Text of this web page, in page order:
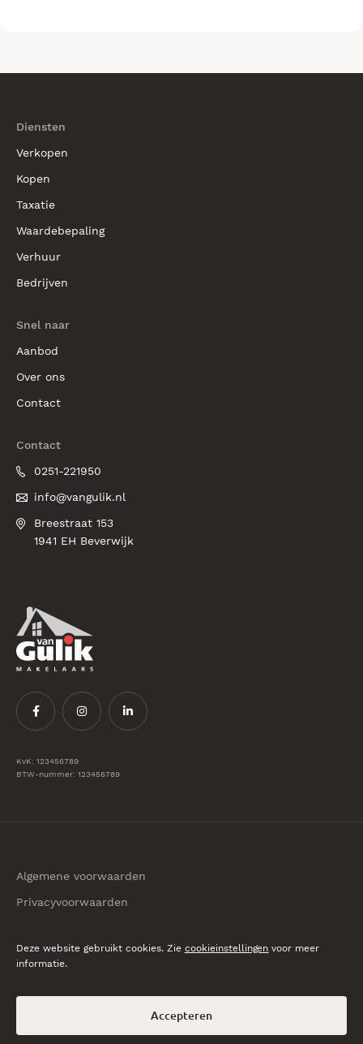
Deze website gebruikt cookies. Zie cookieinstellingen voor meer
informatie.
Accepteren
Diensten
Verkopen
Kopen
Taxatie
Waardebepaling
Verhuur
Bedrijven
Snel naar
Aanbod
Over ons
Contact
Contact
0251-221950
info@vangulik.nl
Breestraat 153
1941 EH Beverwijk
KvK: 123456789
BTW-nummer: 123456789
Algemene voorwaarden
Privacyvoorwaarden